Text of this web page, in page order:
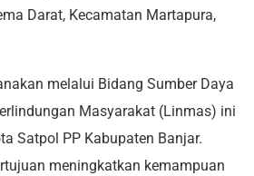
Darat, Kecamatan Martapura,
melalui Bidang Sumber Daya
Masyarakat (Linmas) ini
Satpol PP Kabupaten Banjar.
meningkatkan kemampuan